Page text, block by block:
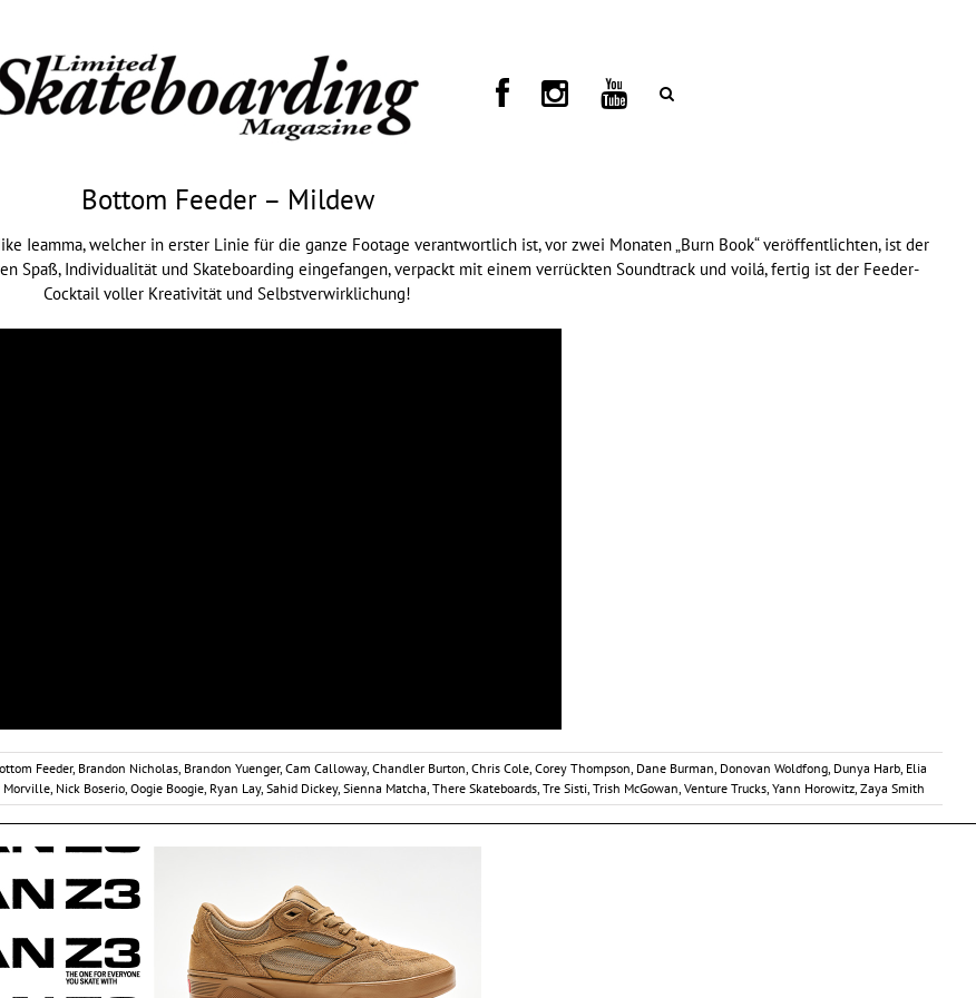
Bottom Feeder – Mildew
Ieamma, welcher in erster Linie für die ganze Footage verantwortlich ist, vor zwei Monaten „Burn Book“ veröffentlichten, ist der
Spaß, Individualität und Skateboarding eingefangen, verpackt mit einem verrückten Soundtrack und voilá, fertig ist der Feeder-
Cocktail voller Kreativität und Selbstverwirklichung!
Feeder, Brandon Nicholas, Brandon Yuenger, Cam Calloway, Chandler Burton Chris Cole, Corey Thompson Dane Burman Donovan Woldfong, Dunya Harb, Elia
Morville Nick Boserio Oogie Boogie Ryan Lay, Sahid Dickey, Sienna Matcha There Skateboards Tre Sisti Trish McGowan Venture Trucks Yann Horowitz Zaya Smith